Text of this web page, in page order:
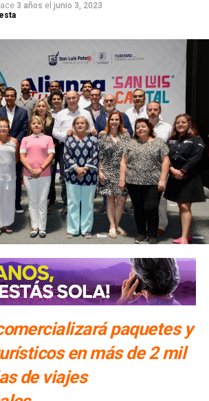
3 años el junio 3, 2023
paquetes y
en más de 2 mil
de viajes